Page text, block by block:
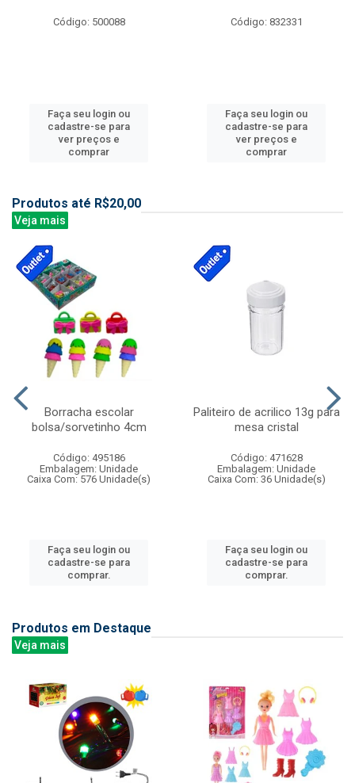
Código: 500088
Faça seu login ou
cadastre-se para
ver preços e
comprar
Código: 832331
Faça seu login ou
cadastre-se para
ver preços e
comprar
Produtos até R$20,00
Veja mais
Borracha escolar
bolsa/sorvetinho 4cm
Código: 495186
Embalagem: Unidade
Caixa Com: 576 Unidade(s)
Faça seu login ou
cadastre-se para
comprar.
Paliteiro de acrilico 13g para
mesa cristal
Código: 471628
Embalagem: Unidade
Caixa Com: 36 Unidade(s)
Faça seu login ou
cadastre-se para
comprar.
Produtos em Destaque
Veja mais